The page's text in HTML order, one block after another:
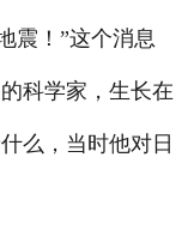
震！”这个消息
科学家，生长在
么，当时他对日